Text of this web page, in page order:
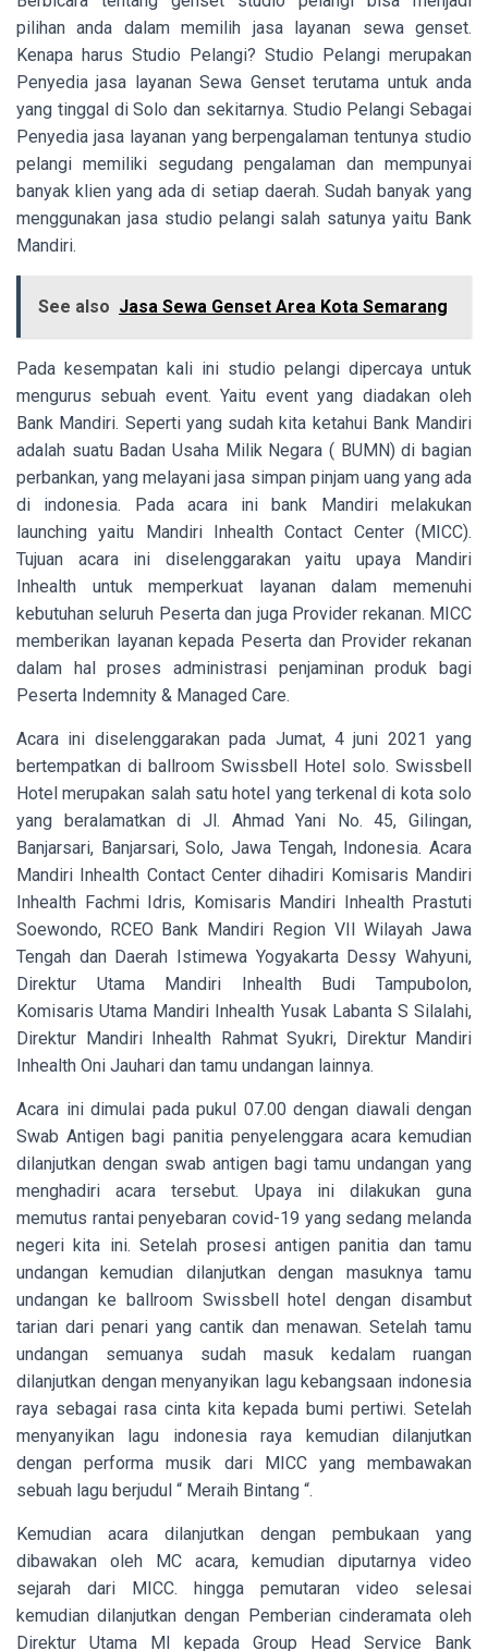
pilihan anda dalam memilih jasa layanan sewa genset.
Kenapa harus Studio Pelangi? Studio Pelangi merupakan
Penyedia jasa layanan Sewa Genset terutama untuk anda
yang tinggal di Solo dan sekitarnya. Studio Pelangi Sebagai
Penyedia jasa layanan yang berpengalaman tentunya studio
pelangi memiliki segudang pengalaman dan mempunyai
banyak klien yang ada di setiap daerah. Sudah banyak yang
menggunakan jasa studio pelangi salah satunya yaitu Bank
Mandiri.
See also Jasa Sewa Genset Area Kota Semarang
Pada kesempatan kali ini studio pelangi dipercaya untuk
mengurus sebuah event. Yaitu event yang diadakan oleh
Bank Mandiri. Seperti yang sudah kita ketahui Bank Mandiri
adalah suatu Badan Usaha Milik Negara ( BUMN) di bagian
perbankan, yang melayani jasa simpan pinjam uang yang ada
di indonesia. Pada acara ini bank Mandiri melakukan
launching yaitu Mandiri Inhealth Contact Center (MICC).
Tujuan acara ini diselenggarakan yaitu upaya Mandiri
Inhealth untuk memperkuat layanan dalam memenuhi
kebutuhan seluruh Peserta dan juga Provider rekanan. MICC
memberikan layanan kepada Peserta dan Provider rekanan
dalam hal proses administrasi penjaminan produk bagi
Peserta Indemnity & Managed Care.
Acara ini diselenggarakan pada Jumat, 4 juni 2021 yang
bertempatkan di ballroom Swissbell Hotel solo. Swissbell
Hotel merupakan salah satu hotel yang terkenal di kota solo
yang beralamatkan di Jl. Ahmad Yani No. 45, Gilingan,
Banjarsari, Banjarsari, Solo, Jawa Tengah, Indonesia. Acara
Mandiri Inhealth Contact Center dihadiri Komisaris Mandiri
Inhealth Fachmi Idris, Komisaris Mandiri Inhealth Prastuti
Soewondo, RCEO Bank Mandiri Region VII Wilayah Jawa
Tengah dan Daerah Istimewa Yogyakarta Dessy Wahyuni,
Direktur Utama Mandiri Inhealth Budi Tampubolon,
Komisaris Utama Mandiri Inhealth Yusak Labanta S Silalahi,
Direktur Mandiri Inhealth Rahmat Syukri, Direktur Mandiri
Inhealth Oni Jauhari dan tamu undangan lainnya.
Acara ini dimulai pada pukul 07.00 dengan diawali dengan
Swab Antigen bagi panitia penyelenggara acara kemudian
dilanjutkan dengan swab antigen bagi tamu undangan yang
menghadiri acara tersebut. Upaya ini dilakukan guna
memutus rantai penyebaran covid-19 yang sedang melanda
negeri kita ini. Setelah prosesi antigen panitia dan tamu
undangan kemudian dilanjutkan dengan masuknya tamu
undangan ke ballroom Swissbell hotel dengan disambut
tarian dari penari yang cantik dan menawan. Setelah tamu
undangan semuanya sudah masuk kedalam ruangan
dilanjutkan dengan menyanyikan lagu kebangsaan indonesia
raya sebagai rasa cinta kita kepada bumi pertiwi. Setelah
menyanyikan lagu indonesia raya kemudian dilanjutkan
dengan performa musik dari MICC yang membawakan
sebuah lagu berjudul “ Meraih Bintang “.
Kemudian acara dilanjutkan dengan pembukaan yang
dibawakan oleh MC acara, kemudian diputarnya video
sejarah dari MICC. hingga pemutaran video selesai
kemudian dilanjutkan dengan Pemberian cinderamata oleh
Direktur Utama MI kepada Group Head Service Bank